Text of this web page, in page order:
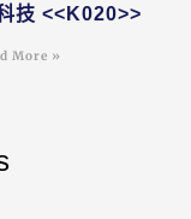
技 <<K020>>
More »